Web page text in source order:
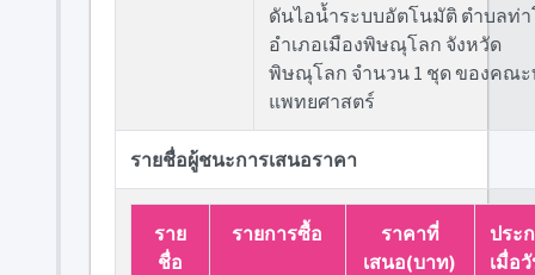
ดันไอน้ำระบบอัตโนมัติ ตำบลท่
อำเภอเมืองพิษณุโลก จังหวัด
พิษณุโลก จำนวน 1 ชุด ของคณ
แพทยศาสตร์
รายชื่อผู้ชนะการเสนอราคา
ราย
ชื่อ
รายการซื้อ
ราคาที่
เสนอ(บาท)
ประ
เมื่อ